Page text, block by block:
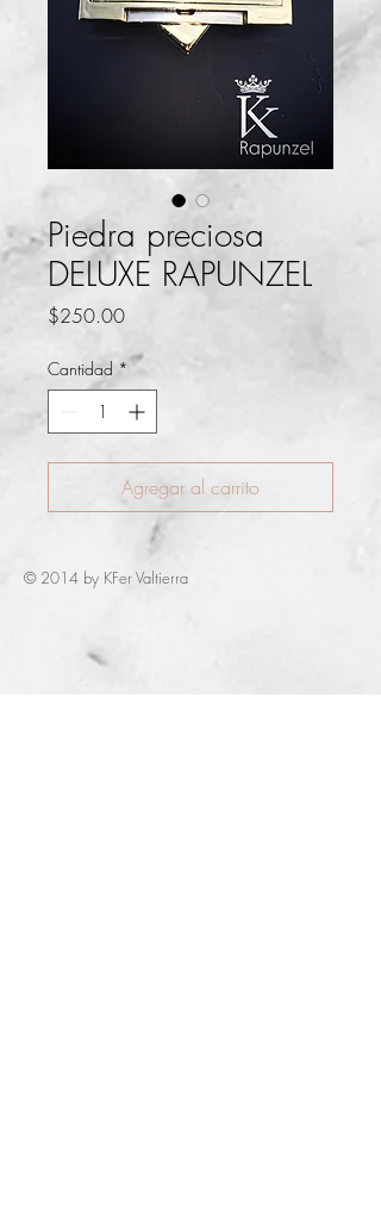
Piedra preciosa
DELUXE RAPUNZEL
$250.00Precio
Cantidad *
Agregar al carrito
© 2014 by KFer Valtierra